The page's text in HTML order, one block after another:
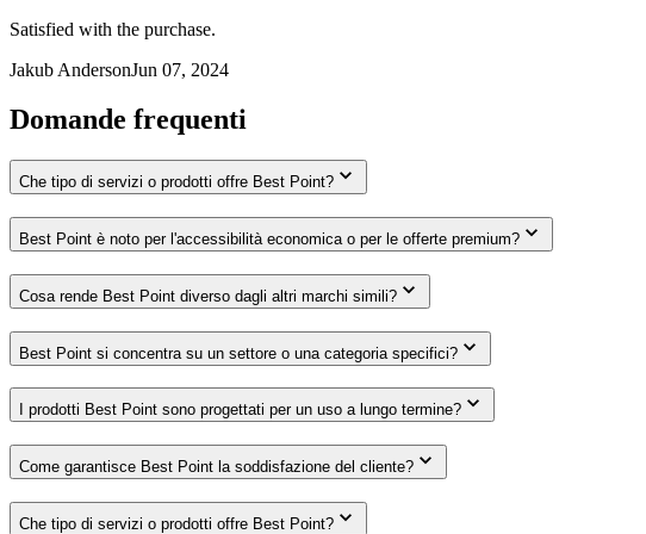
Satisfied with the purchase.
Jakub AndersonJun 07, 2024
Domande frequenti
Che tipo di servizi o prodotti offre Best Point?
Best Point è noto per l'accessibilità economica o per le offerte premium?
Cosa rende Best Point diverso dagli altri marchi simili?
Best Point si concentra su un settore o una categoria specifici?
I prodotti Best Point sono progettati per un uso a lungo termine?
Come garantisce Best Point la soddisfazione del cliente?
Che tipo di servizi o prodotti offre Best Point?